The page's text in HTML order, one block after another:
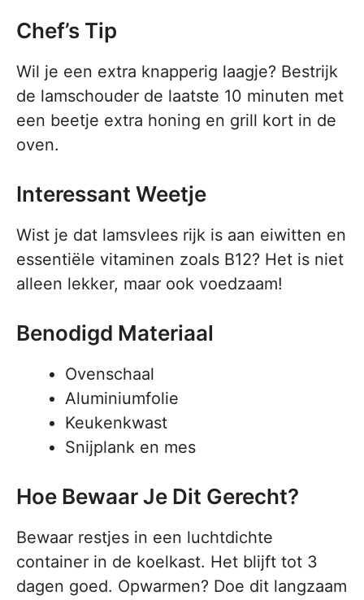
Chef’s Tip
Wil je een extra knapperig laagje? Bestrijk
de lamschouder de laatste 10 minuten met
een beetje extra honing en grill kort in de
oven.
Interessant Weetje
Wist je dat lamsvlees rijk is aan eiwitten en
essentiële vitaminen zoals B12? Het is niet
alleen lekker, maar ook voedzaam!
Benodigd Materiaal
Ovenschaal
Aluminiumfolie
Keukenkwast
Snijplank en mes
Hoe Bewaar Je Dit Gerecht?
Bewaar restjes in een luchtdichte
container in de koelkast. Het blijft tot 3
dagen goed. Opwarmen? Doe dit langzaam